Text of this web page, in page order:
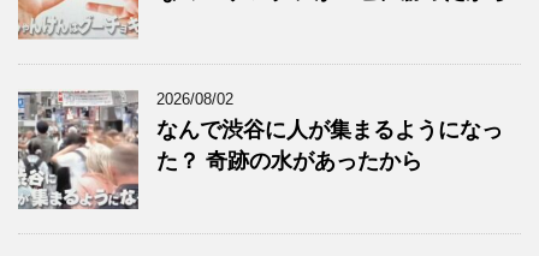
2026/08/02
なんで渋谷に人が集まるようになっ
た？ 奇跡の水があったから